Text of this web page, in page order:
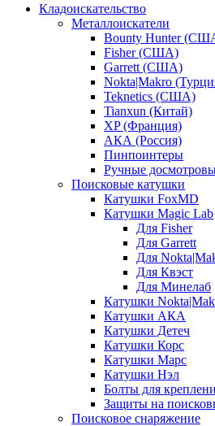
Кладоискательство
Металлоискатели
Bounty Hunter
Fisher (США)
Garrett (США)
Nokta|Makro
Teknetics (США)
Tianxun (Китай)
XP (Франция)
АКА (Россия)
Пинпоинтеры
Ручные
Поисковые катушки
Катушки FoxMD
Катушки Magic Lab
Для Fisher
Для Garrett
Для
Для Квэст
Для Минелаб
Катушки
Катушки АКА
Катушки Детеч
Катушки Корс
Катушки Марс
Катушки Нэл
Болты для
Защиты на
Поисковое снаряжение